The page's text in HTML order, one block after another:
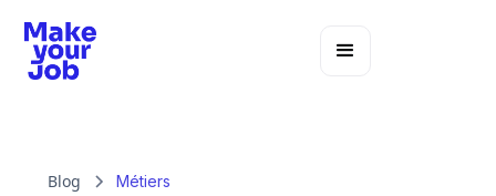
Blog Métiers